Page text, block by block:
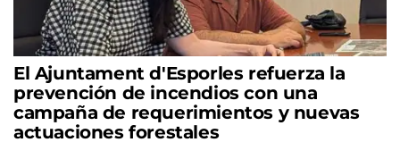
El Ajuntament d'Esporles refuerza la
prevención de incendios con una
campaña de requerimientos y nuevas
actuaciones forestales